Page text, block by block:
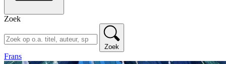
Zoek
Zoek
Frans